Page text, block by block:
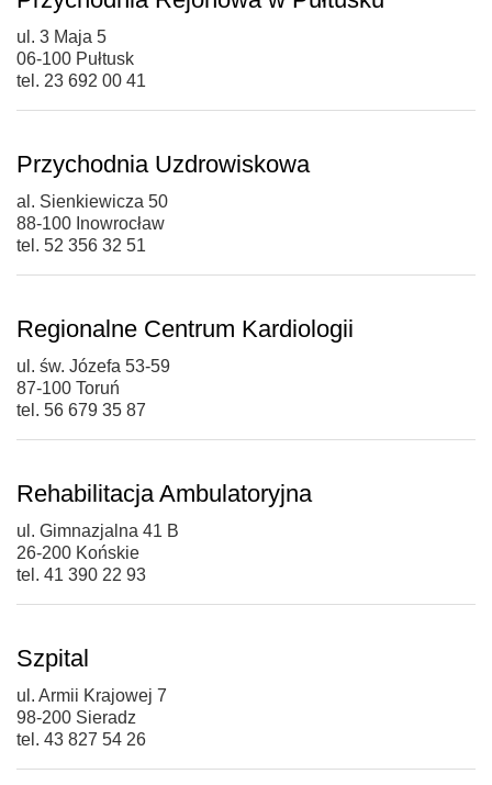
ul. 3 Maja 5
06-100 Pułtusk
tel. 23 692 00 41
Przychodnia Uzdrowiskowa
al. Sienkiewicza 50
88-100 Inowrocław
tel. 52 356 32 51
Regionalne Centrum Kardiologii
ul. św. Józefa 53-59
87-100 Toruń
tel. 56 679 35 87
Rehabilitacja Ambulatoryjna
ul. Gimnazjalna 41 B
26-200 Końskie
tel. 41 390 22 93
Szpital
ul. Armii Krajowej 7
98-200 Sieradz
tel. 43 827 54 26